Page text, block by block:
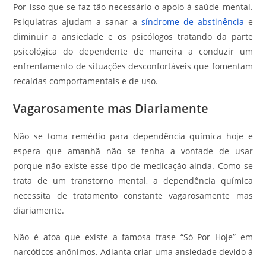
Por isso que se faz tão necessário o apoio à saúde mental.
Psiquiatras ajudam a sanar a síndrome de abstinência e
diminuir a ansiedade e os psicólogos tratando da parte
psicológica do dependente de maneira a conduzir um
enfrentamento de situações desconfortáveis que fomentam
recaídas comportamentais e de uso.
Vagarosamente mas Diariamente
Não se toma remédio para dependência química hoje e
espera que amanhã não se tenha a vontade de usar
porque não existe esse tipo de medicação ainda. Como se
trata de um transtorno mental, a dependência química
necessita de tratamento constante vagarosamente mas
diariamente.
Não é atoa que existe a famosa frase “Só Por Hoje” em
narcóticos anônimos. Adianta criar uma ansiedade devido à